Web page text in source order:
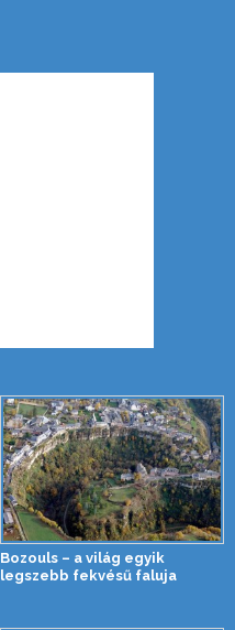
Bozouls – a világ egyik
legszebb fekvésű faluja